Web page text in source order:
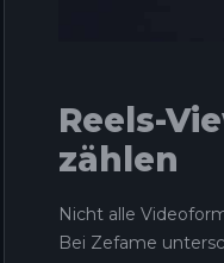
Reels-
zählen
Nicht alle
Bei Zefame